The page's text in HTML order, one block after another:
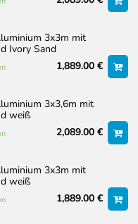
fest, können nicht
3x3m mit
Ivory Sand
1,889.00 €
3x3,6m mit
weiß
2,089.00 €
3x3m mit
weiß
1,889.00 €